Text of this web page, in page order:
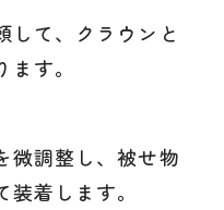
して、クラウンと
す。
微調整し、被せ物
着します。